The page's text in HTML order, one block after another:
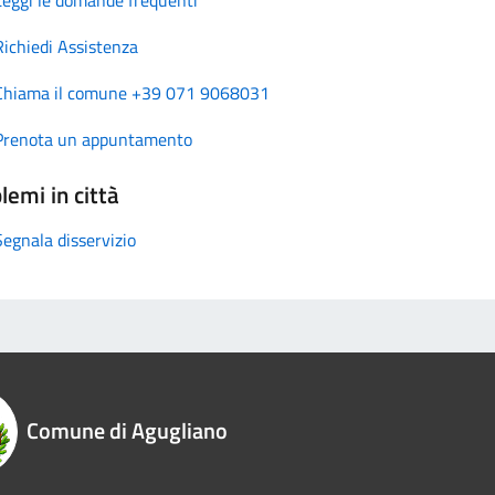
Assistenza
il comune +39 071 9068031
un appuntamento
in città
disservizio
Comune di Agugliano